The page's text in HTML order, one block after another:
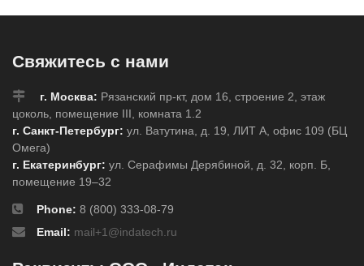
Свяжитесь с нами
г. Москва: Рязанский пр-кт, дом 16, строение 2, этаж
цоколь, помещение III, комната 1.2
г. Санкт-Петербург: ул. Ватутина, д. 19, ЛИТ А, офис 109 (БЦ
Омега)
г. Екатеринбург: ул. Серафимы Дерябиной, д. 32, корп. Б,
помещение 19–32
Phone: 8 (800) 333-08-79
Email: mail+1@indatech.ru